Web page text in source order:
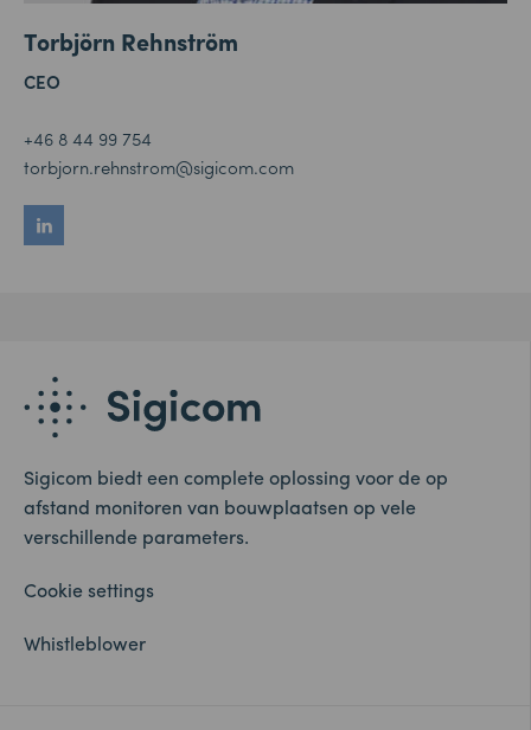
Torbjörn Rehnström
CEO
+46 8 44 99 754
torbjorn.rehnstrom@sigicom.com
Sigicom biedt een complete oplossing voor de op
afstand monitoren van bouwplaatsen op vele
verschillende parameters.
Cookie settings
Whistleblower